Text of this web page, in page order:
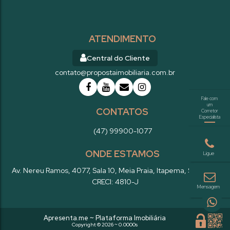
ATENDIMENTO
Central do Cliente
contato@propostaimobiliaria.com.br
CONTATOS
(47) 99900-1077
ONDE ESTAMOS
Av. Nereu Ramos, 4077, Sala 10, Meia Praia, Itapema, SC
Brasil
CRECI: 4810-J
Apresenta.me ~ Plataforma Imobiliária
Copyright © 2026 ~ 0.0000s